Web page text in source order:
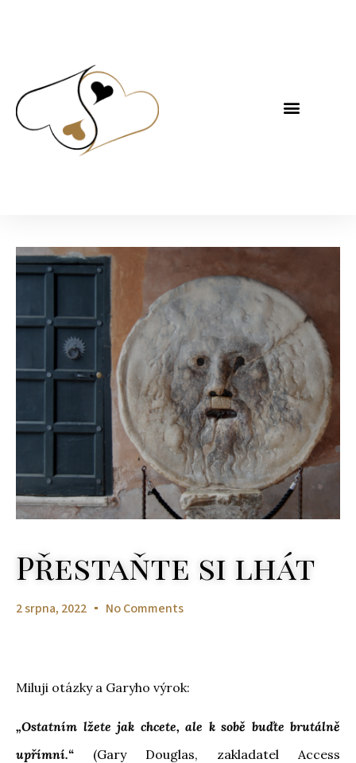
Přestaňte si lhát
2 srpna, 2022 No Comments
Miluji otázky a Garyho výrok:
„Ostatním lžete jak chcete, ale k sobě buďte brutálně
upřímní.“ (Gary Douglas, zakladatel Access